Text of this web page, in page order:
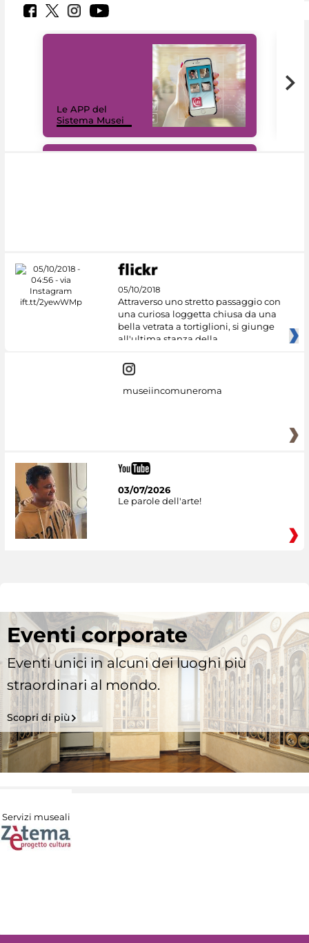
Le APP del
Sistema Musei
05/10/2018
Attraverso uno stretto passaggio con
una curiosa loggetta chiusa da una
bella vetrata a tortiglioni, si giunge
all'ultima stanza della
museiincomuneroma
03/07/2026
Le parole dell'arte!
Eventi corporate
Eventi unici in alcuni dei luoghi più
straordinari al mondo.
Scopri di più
Servizi museali